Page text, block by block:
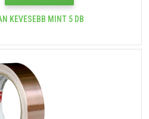
KEVESEBB MINT 5 DB